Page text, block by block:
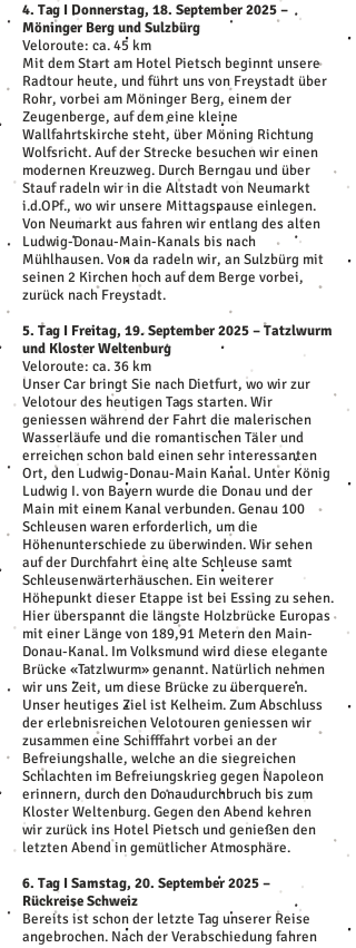
4. Tag I Donnerstag, 18. September 2025 –
Möninger Berg und Sulzbürg
Veloroute: ca. 45 km
Mit dem Start am Hotel Pietsch beginnt unsere
Radtour heute, und führt uns von Freystadt über
Rohr, vorbei am Möninger Berg, einem der
Zeugenberge, auf dem eine kleine
Wallfahrtskirche steht, über Möning Richtung
Wolfsricht. Auf der Strecke besuchen wir einen
modernen Kreuzweg. Durch Berngau und über
Stauf radeln wir in die Altstadt von Neumarkt
i.d.OPf., wo wir unsere Mittagspause einlegen.
Von Neumarkt aus fahren wir entlang des alten
Ludwig-Donau-Main-Kanals bis nach
Mühlhausen. Von da radeln wir, an Sulzbürg mit
seinen 2 Kirchen hoch auf dem Berge vorbei,
zurück nach Freystadt.
5. Tag I Freitag, 19. September 2025 – Tatzlwurm
und Kloster Weltenburg
Veloroute: ca. 36 km
Unser Car bringt Sie nach Dietfurt, wo wir zur
Velotour des heutigen Tags starten. Wir
geniessen während der Fahrt die malerischen
Wasserläufe und die romantischen Täler und
erreichen schon bald einen sehr interessanten
Ort, den Ludwig-Donau-Main Kanal. Unter König
Ludwig I. von Bayern wurde die Donau und der
Main mit einem Kanal verbunden. Genau 100
Schleusen waren erforderlich, um die
Höhenunterschiede zu überwinden. Wir sehen
auf der Durchfahrt eine alte Schleuse samt
Schleusenwärterhäuschen. Ein weiterer
Höhepunkt dieser Etappe ist bei Essing zu sehen.
Hier überspannt die längste Holzbrücke Europas
mit einer Länge von 189,91 Metern den Main-
Donau-Kanal. Im Volksmund wird diese elegante
Brücke «Tatzlwurm» genannt. Natürlich nehmen
wir uns Zeit, um diese Brücke zu überqueren.
Unser heutiges Ziel ist Kelheim. Zum Abschluss
der erlebnisreichen Velotouren geniessen wir
zusammen eine Schifffahrt vorbei an der
Befreiungshalle, welche an die siegreichen
Schlachten im Befreiungskrieg gegen Napoleon
erinnern, durch den Donaudurchbruch bis zum
Kloster Weltenburg. Gegen den Abend kehren
wir zurück ins Hotel Pietsch und genießen den
letzten Abend in gemütlicher Atmosphäre.
6. Tag I Samstag, 20. September 2025 –
Rückreise Schweiz
Bereits ist schon der letzte Tag unserer Reise
angebrochen. Nach der Verabschiedung fahren